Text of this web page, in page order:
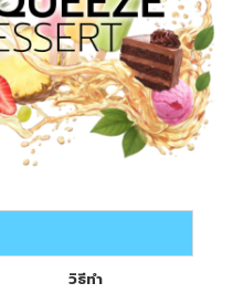
วิธีทำ